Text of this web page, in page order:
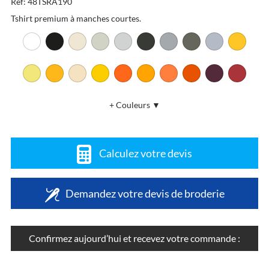
Tshirt premium à manches courtes.
+ Couleurs ▼
Calculez votre devis
Demandez votre devis de broderie
Confirmez aujourd’hui et recevez votre commande :